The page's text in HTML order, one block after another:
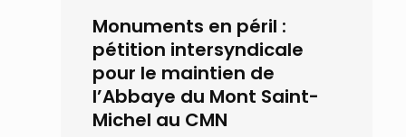
Monuments en péril :
pétition intersyndicale
pour le maintien de
l’Abbaye du Mont Saint-
Michel au CMN